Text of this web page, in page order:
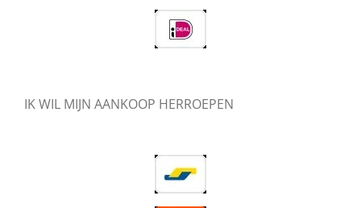
IK WIL MIJN AANKOOP HERROEPEN